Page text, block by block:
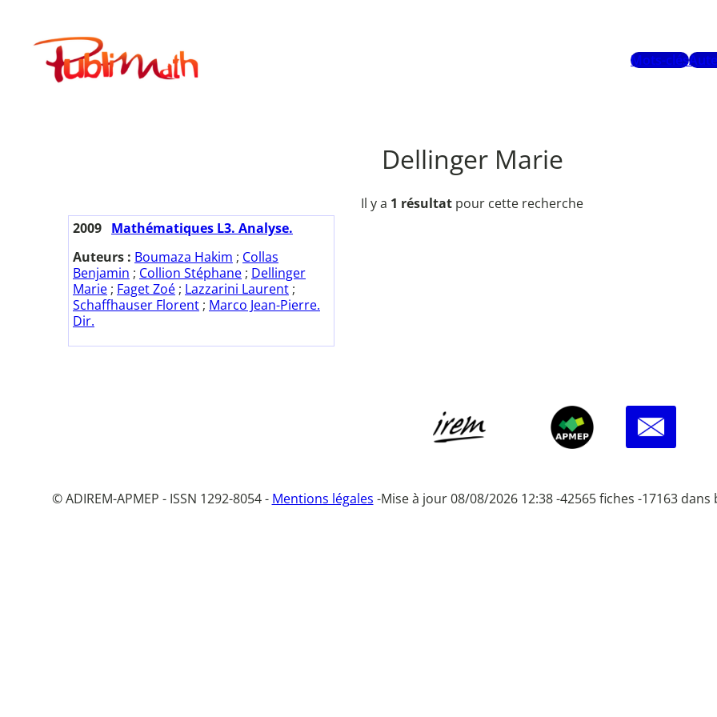
contenuPublimath
Mots-clés
Dellinger Marie
Il y a 1 résultat pour cette recherche
2009 Mathématiques L3. Analyse.
Auteurs : Boumaza Hakim ; Collas
Benjamin ; Collion Stéphane ; Dellinger
Marie ; Faget Zoé ; Lazzarini Laurent ;
Schaffhauser Florent ; Marco Jean-Pierre.
Dir.
© ADIREM-APMEP - ISSN 1292-8054 - Mentions légales -Mise à jour 08/08/2026 12:38 -42565 fiches -17163